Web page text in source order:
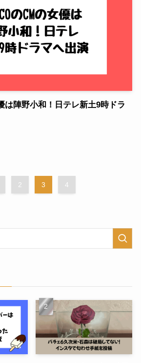
は陣野小和！日テレ新土9時ドラ
2 3 4